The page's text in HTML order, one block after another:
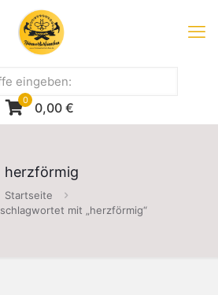
0 0,00 €
herzförmig
Startseite
mit „herzförmig“